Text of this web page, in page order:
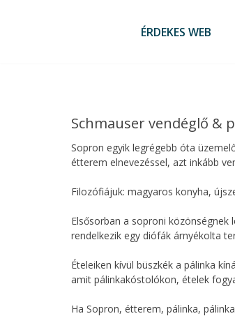
ÉRDEKES WEB
Schmauser vendéglő &
Sopron egyik legrégebb óta
étterem elnevezéssel, azt inkább
Filozófiájuk: magyaros konyha,
Elsősorban a soproni
rendelkezik egy diófák árnyékolta
Ételeiken kívül büszkék a pálinka
amit pálinkakóstolókon, ételek
Ha Sopron, étterem, pálinka,